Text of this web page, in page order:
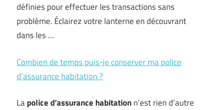
définies pour effectuer les transactions sans
problème. Éclairez votre lanterne en découvrant
dans les …
Combien de temps puis-je conserver ma police
d’assurance habitation ?
Lapolice d’assurance habitationn’est rien d’autre